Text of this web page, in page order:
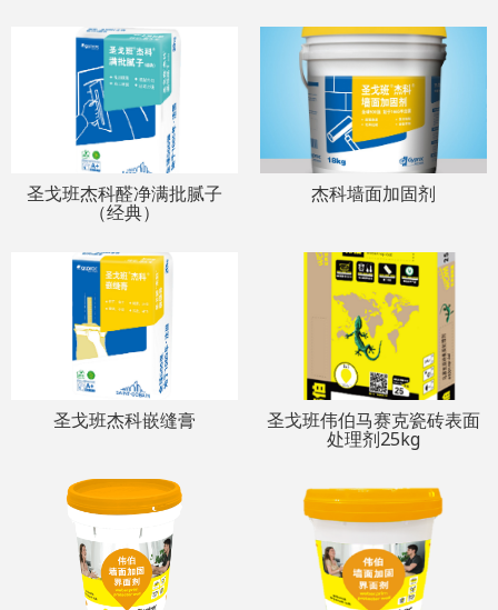
圣戈班杰科醛净满批腻子
（经典）
杰科墙面加固剂
圣戈班杰科嵌缝膏 圣戈班伟伯马赛克瓷砖表面
处理剂25kg